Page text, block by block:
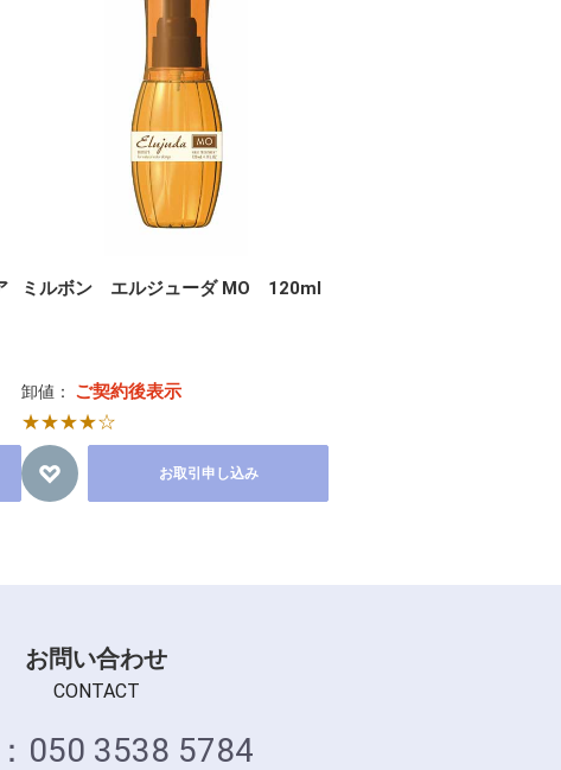
ミルボン エルジューダ MO 120ml
卸値： ご契約後表示
★★★★☆
お取引申し込み
お問い合わせ
CONTACT
050 3538 5784